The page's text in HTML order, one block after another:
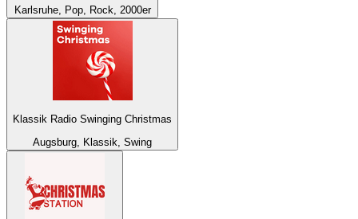
Karlsruhe, Pop, Rock, 2000er
Klassik Radio Swinging Christmas
Augsburg, Klassik, Swing